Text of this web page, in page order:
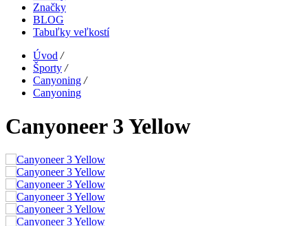
Značky
BLOG
Tabuľky veľkostí
Úvod /
Športy /
Canyoning /
Canyoning
Canyoneer 3 Yellow